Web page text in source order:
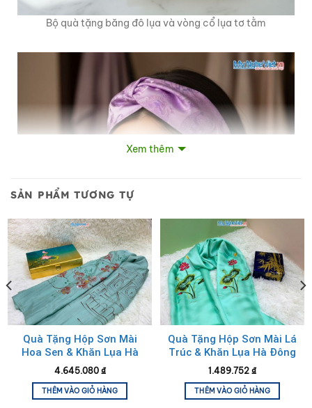
Bộ quà tặng băng đô lụa và vòng cổ lụa tơ tằm
Bộ quà tặng băng đô lụa và vòng cổ lụa tơ tằm
Xem thêm
SẢN PHẨM TƯƠNG TỰ
Quà Tặng Hộp Sơn Mài
Hoa Sen & Khăn Lụa Hà
Đông Cao Cấp
4.645.080 ₫
THÊM VÀO GIỎ HÀNG
Quà Tặng Hộp Sơn Mài Lá
Trúc & Khăn Lụa Hà Đông
CBMNV-LNL45180/17
1.489.752 ₫
THÊM VÀO GIỎ HÀNG